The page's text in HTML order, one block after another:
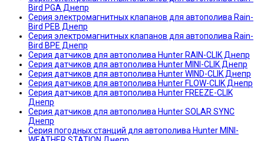
Bird PGA Днепр
Серия электромагнитных клапанов для автополива Rain-
Bird PEB Днепр
Серия электромагнитных клапанов для автополива Rain-
Bird BPE Днепр
Серия датчиков для автополива Hunter RAIN-CLIK Днепр
Серия датчиков для автополива Hunter MINI-CLIK Днепр
Серия датчиков для автополива Hunter WIND-CLIK Днепр
Серия датчиков для автополива Hunter FLOW-CLIK Днепр
Серия датчиков для автополива Hunter FREEZE-CLIK
Днепр
Серия датчиков для автополива Hunter SOLAR SYNC
Днепр
Серия погодных станций для автополива Hunter MINI-